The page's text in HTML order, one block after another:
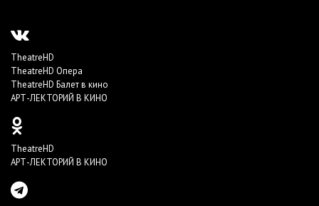
TheatreHD
TheatreHD Опера
TheatreHD Балет в кино
АРТ-ЛЕКТОРИЙ В КИНО
TheatreHD
АРТ-ЛЕКТОРИЙ В КИНО